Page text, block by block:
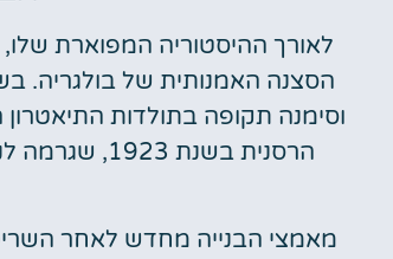
לאורך ההיסטוריה המפוארת
וסימנה תקופה בתולדות
הרסנית